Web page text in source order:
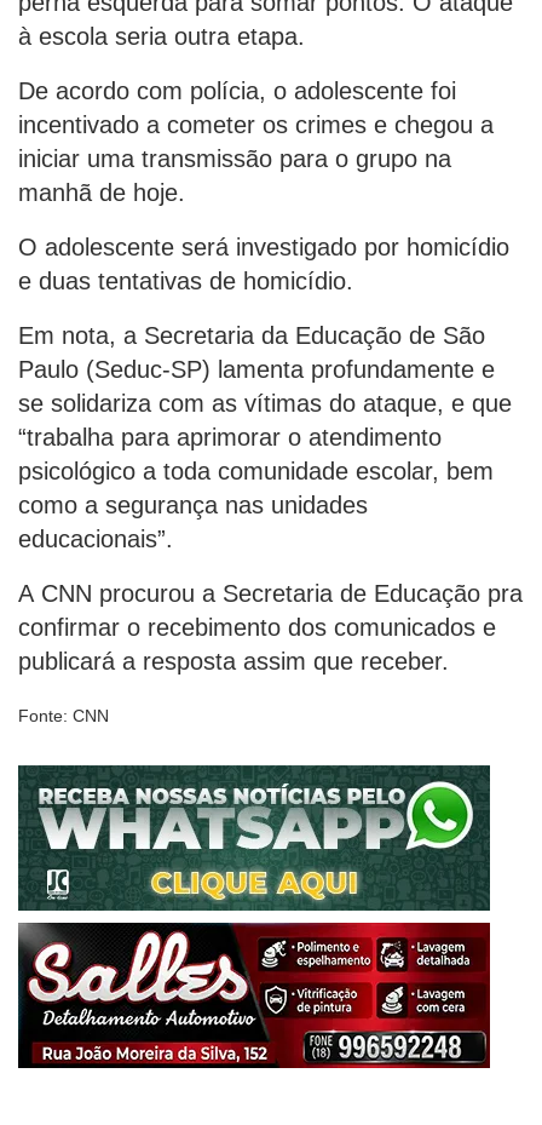
à escola seria outra etapa.
De acordo com polícia, o adolescente foi
incentivado a cometer os crimes e chegou a
iniciar uma transmissão para o grupo na
manhã de hoje.
O adolescente será investigado por homicídio
e duas tentativas de homicídio.
Em nota, a Secretaria da Educação de São
Paulo (Seduc-SP) lamenta profundamente e
se solidariza com as vítimas do ataque, e que
“trabalha para aprimorar o atendimento
psicológico a toda comunidade escolar, bem
como a segurança nas unidades
educacionais”.
A CNN procurou a Secretaria de Educação pra
confirmar o recebimento dos comunicados e
publicará a resposta assim que receber.
Fonte: CNN